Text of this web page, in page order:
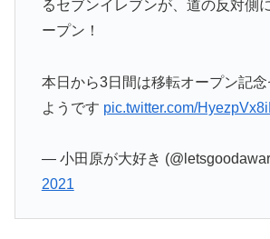
るセブンイレブンが、道の反対側
ープン！
本日から3日間は移転オープン記
ようです pic.twitter.com/
— 小田原が大好き
2021